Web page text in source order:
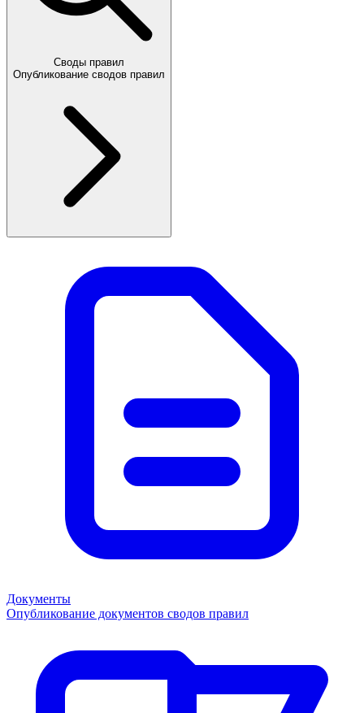
Своды правил
Опубликование сводов правил
Документы
Опубликование документов сводов правил